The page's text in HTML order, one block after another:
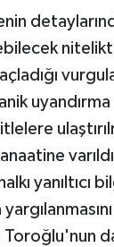
yanıltıcı
Toroğlu'nun